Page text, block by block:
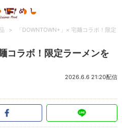
>
「DOWNTOWN+」× 宅麺コラボ！限定
コラボ！限定ラーメンを
2026.6.6 21:20配信